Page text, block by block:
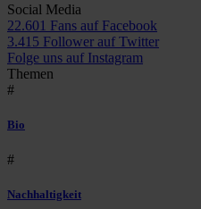
Social Media
22.601 Fans auf Facebook
3.415 Follower auf Twitter
Folge uns auf Instagram
Themen
#
Bio
#
Nachhaltigkeit